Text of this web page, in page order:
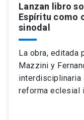
Lanzan libro
Espíritu como
sinodal
La obra, editada
Mazzini y
interdisciplinaria
reforma eclesial